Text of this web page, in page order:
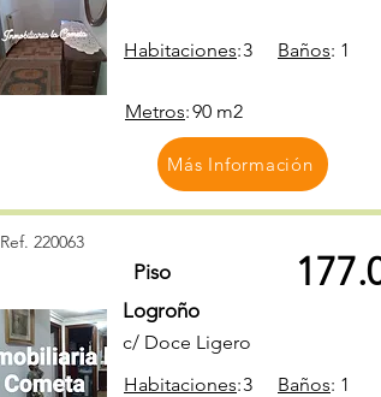
Habitaciones:3 Baños: 1
Metros:90 m2
Más Información
Ref. 220063
Piso
Logroño
c/ Doce Ligero
Habitaciones:3 Baños: 1